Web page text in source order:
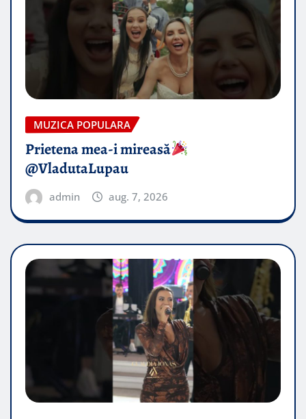
MUZICA POPULARA
Prietena mea-i mireasă​
@VladutaLupau
admin aug. 7, 2026